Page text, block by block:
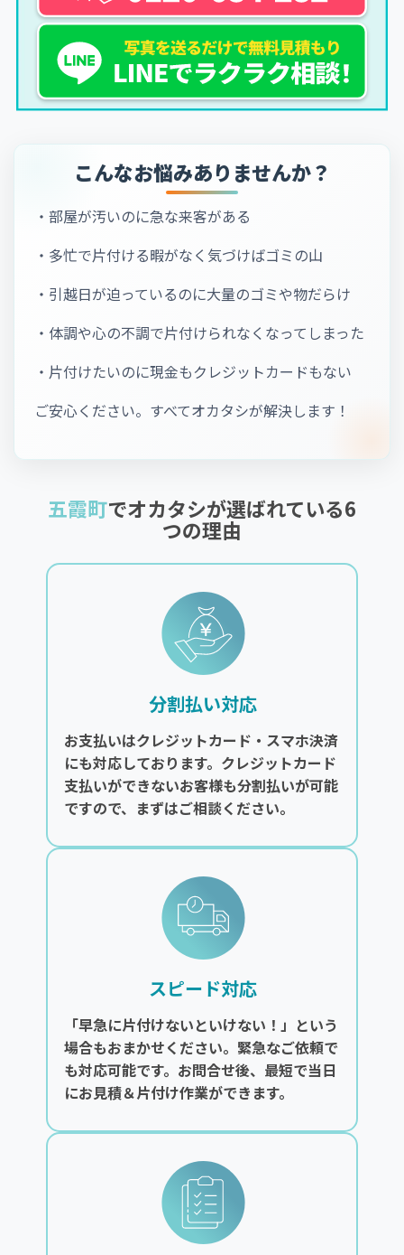
こんなお悩みありませんか？
・部屋が汚いのに急な来客がある
・多忙で片付ける暇がなく気づけばゴミの山
・引越日が迫っているのに大量のゴミや物だらけ
・体調や心の不調で片付けられなくなってしまった
・片付けたいのに現金もクレジットカードもない
ご安心ください。すべてオカタシが解決します！
五霞町でオカタシが選ばれている6
つの理由
分割払い対応
お支払いはクレジットカード・スマホ決済
にも対応しております。クレジットカード
支払いができないお客様も分割払いが可能
ですので、まずはご相談ください。
スピード対応
「早急に片付けないといけない！」という
場合もおまかせください。緊急なご依頼で
も対応可能です。お問合せ後、最短で当日
にお見積＆片付け作業ができます。